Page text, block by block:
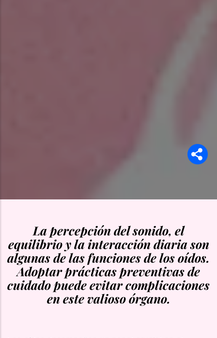
La percepción del sonido, el
equilibrio y la interacción diaria son
algunas de las funciones de los oídos.
Adoptar prácticas preventivas de
cuidado puede evitar complicaciones
en este valioso órgano.